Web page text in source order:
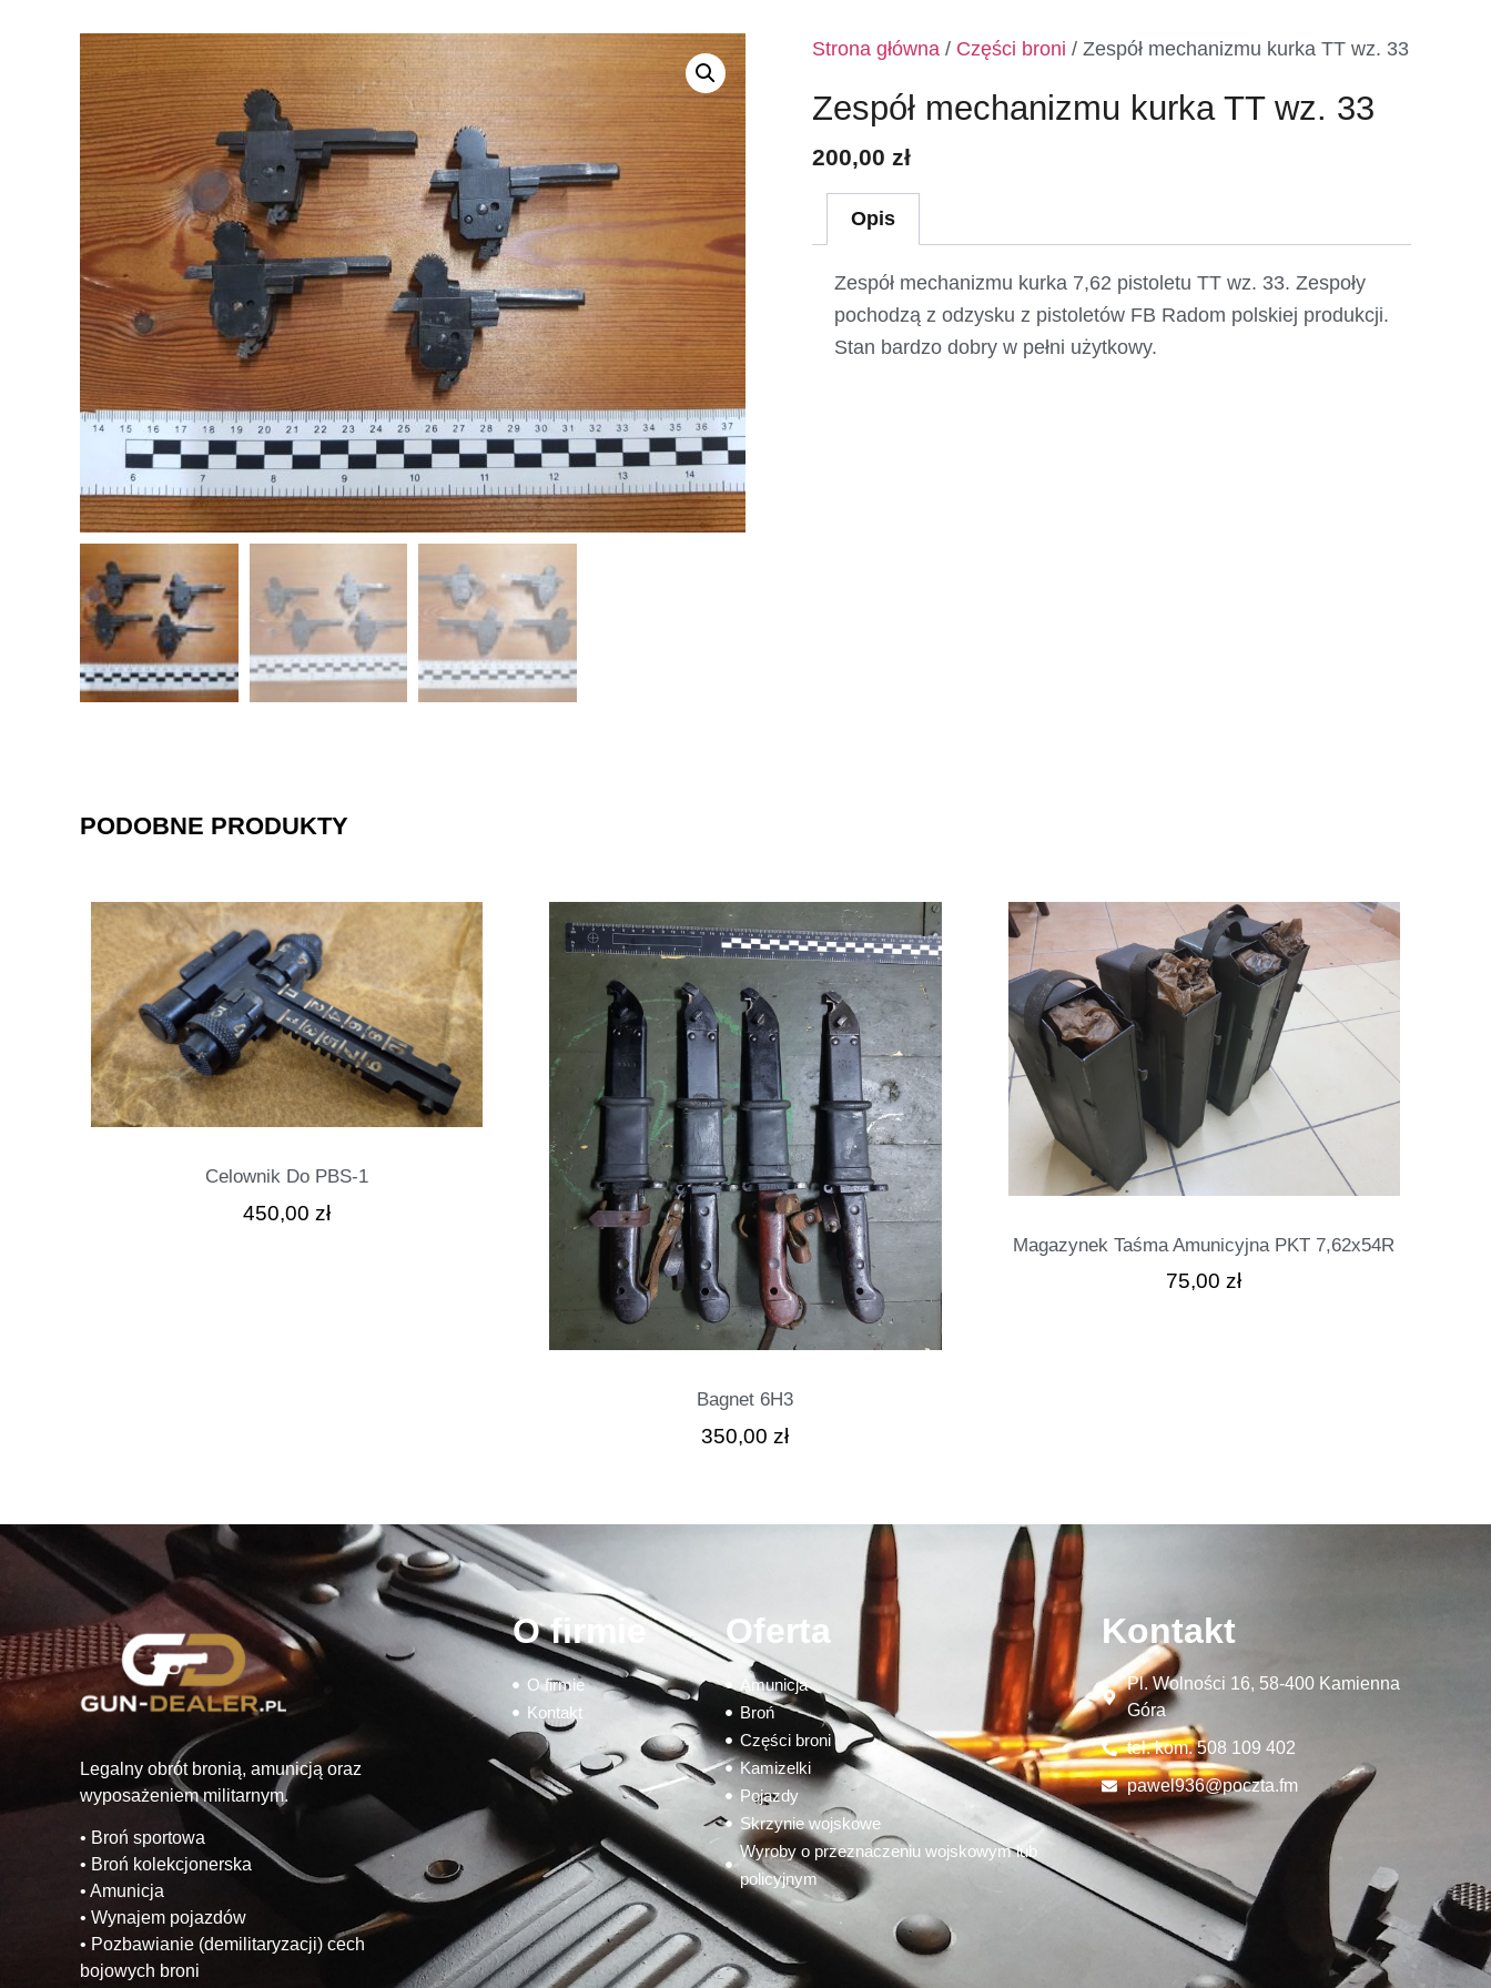
Strona główna / Części broni / Zespół mechanizmu kurka TT wz. 33
Zespół mechanizmu kurka TT wz. 33
200,00 zł
Opis
Zespół mechanizmu kurka 7,62 pistoletu TT wz. 33. Zespoły
pochodzą z odzysku z pistoletów FB Radom polskiej produkcji.
Stan bardzo dobry w pełni użytkowy.
PODOBNE PRODUKTY
Celownik Do PBS-1
450,00zł
Bagnet 6H3
350,00zł
Magazynek Taśma Amunicyjna PKT 7,62x54R
75,00zł
Legalny obrót bronią, amunicją oraz
wyposażeniem militarnym.
• Broń sportowa
• Broń kolekcjonerska
• Amunicja
• Wynajem pojazdów
• Pozbawianie (demilitaryzacji) cech
bojowych broni
O firmie
O firmie
Kontakt
Oferta
Amunicja
Broń
Części broni
Kamizelki
Pojazdy
Skrzynie wojskowe
Wyroby o przeznaczeniu wojskowym lub
policyjnym
Kontakt
Pl. Wolności 16, 58-400 Kamienna
Góra
tel. kom. 508 109 402
pawel936@poczta.fm